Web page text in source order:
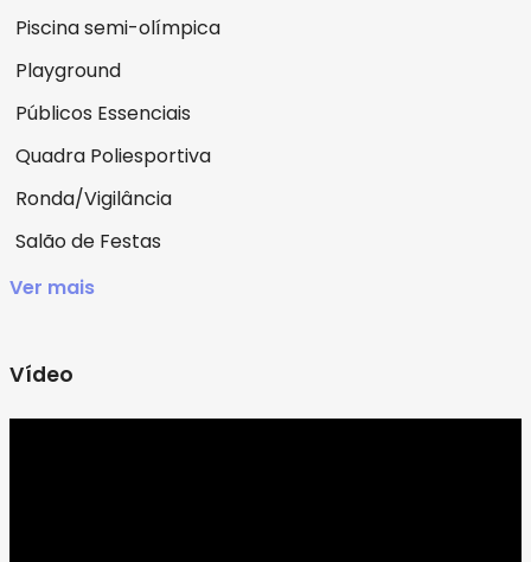
Piscina semi-olímpica
Playground
Públicos Essenciais
Quadra Poliesportiva
Ronda/Vigilância
Salão de Festas
Ver mais
Vídeo